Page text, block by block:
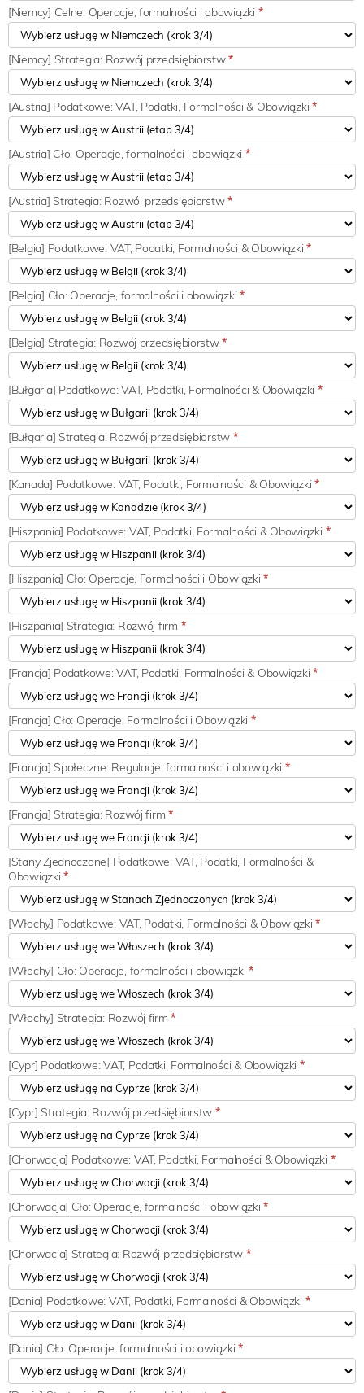
[Niemcy] Celne: Operacje, formalności i obowiązki *
[Niemcy] Strategia: Rozwój przedsiębiorstw*
[Austria] Podatkowe: VAT, Podatki, Formalności & Obowiązki*
[Austria] Cło: Operacje, formalności i obowiązki *
[Austria] Strategia: Rozwój przedsiębiorstw*
[Belgia] Podatkowe: VAT, Podatki, Formalności & Obowiązki*
[Belgia] Cło: Operacje, formalności i obowiązki*
[Belgia] Strategia: Rozwój przedsiębiorstw*
[Bułgaria] Podatkowe: VAT, Podatki, Formalności & Obowiązki *
[Bułgaria] Strategia: Rozwój przedsiębiorstw *
[Kanada] Podatkowe: VAT, Podatki, Formalności & Obowiązki*
[Hiszpania] Podatkowe: VAT, Podatki, Formalności & Obowiązki *
[Hiszpania] Cło: Operacje, Formalności i Obowiązki*
[Hiszpania] Strategia: Rozwój firm *
[Francja] Podatkowe: VAT, Podatki, Formalności & Obowiązki*
[Francja] Cło: Operacje, Formalności i Obowiązki *
[Francja] Społeczne: Regulacje, formalności i obowiązki *
[Francja] Strategia: Rozwój firm*
[Stany Zjednoczone] Podatkowe: VAT, Podatki, Formalności &
Obowiązki*
[Włochy] Podatkowe: VAT, Podatki, Formalności & Obowiązki*
[Włochy] Cło: Operacje, formalności i obowiązki*
[Włochy] Strategia: Rozwój firm*
[Cypr] Podatkowe: VAT, Podatki, Formalności & Obowiązki *
[Cypr] Strategia: Rozwój przedsiębiorstw *
[Chorwacja] Podatkowe: VAT, Podatki, Formalności & Obowiązki *
[Chorwacja] Cło: Operacje, formalności i obowiązki*
[Chorwacja] Strategia: Rozwój przedsiębiorstw *
[Dania] Podatkowe: VAT, Podatki, Formalności & Obowiązki *
[Dania] Cło: Operacje, formalności i obowiązki*